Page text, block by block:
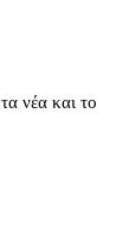
νέα και το